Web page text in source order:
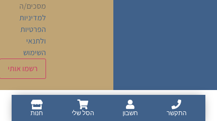
מסכים/ה
למדיניות
הפרטיות
ולתנאי
השימוש
התקשר חשבון הסל שלי חנות
Français